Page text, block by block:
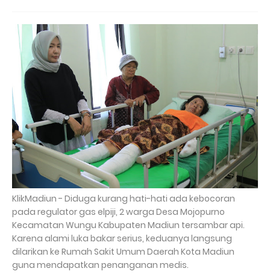
KlikMadiun - Diduga kurang hati-hati ada kebocoran
pada regulator gas elpiji, 2 warga Desa Mojopurno
Kecamatan Wungu Kabupaten Madiun tersambar api.
Karena alami luka bakar serius, keduanya langsung
dilarikan ke Rumah Sakit Umum Daerah Kota Madiun
guna mendapatkan penanganan medis.